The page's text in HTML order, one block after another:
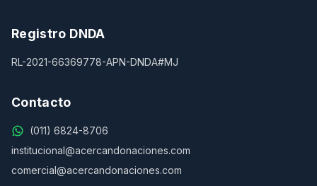
Registro DNDA
RL-2021-66369778-APN-DNDA#MJ
Contacto
(011) 6824-8706
institucional@acercandonaciones.com
comercial@acercandonaciones.com